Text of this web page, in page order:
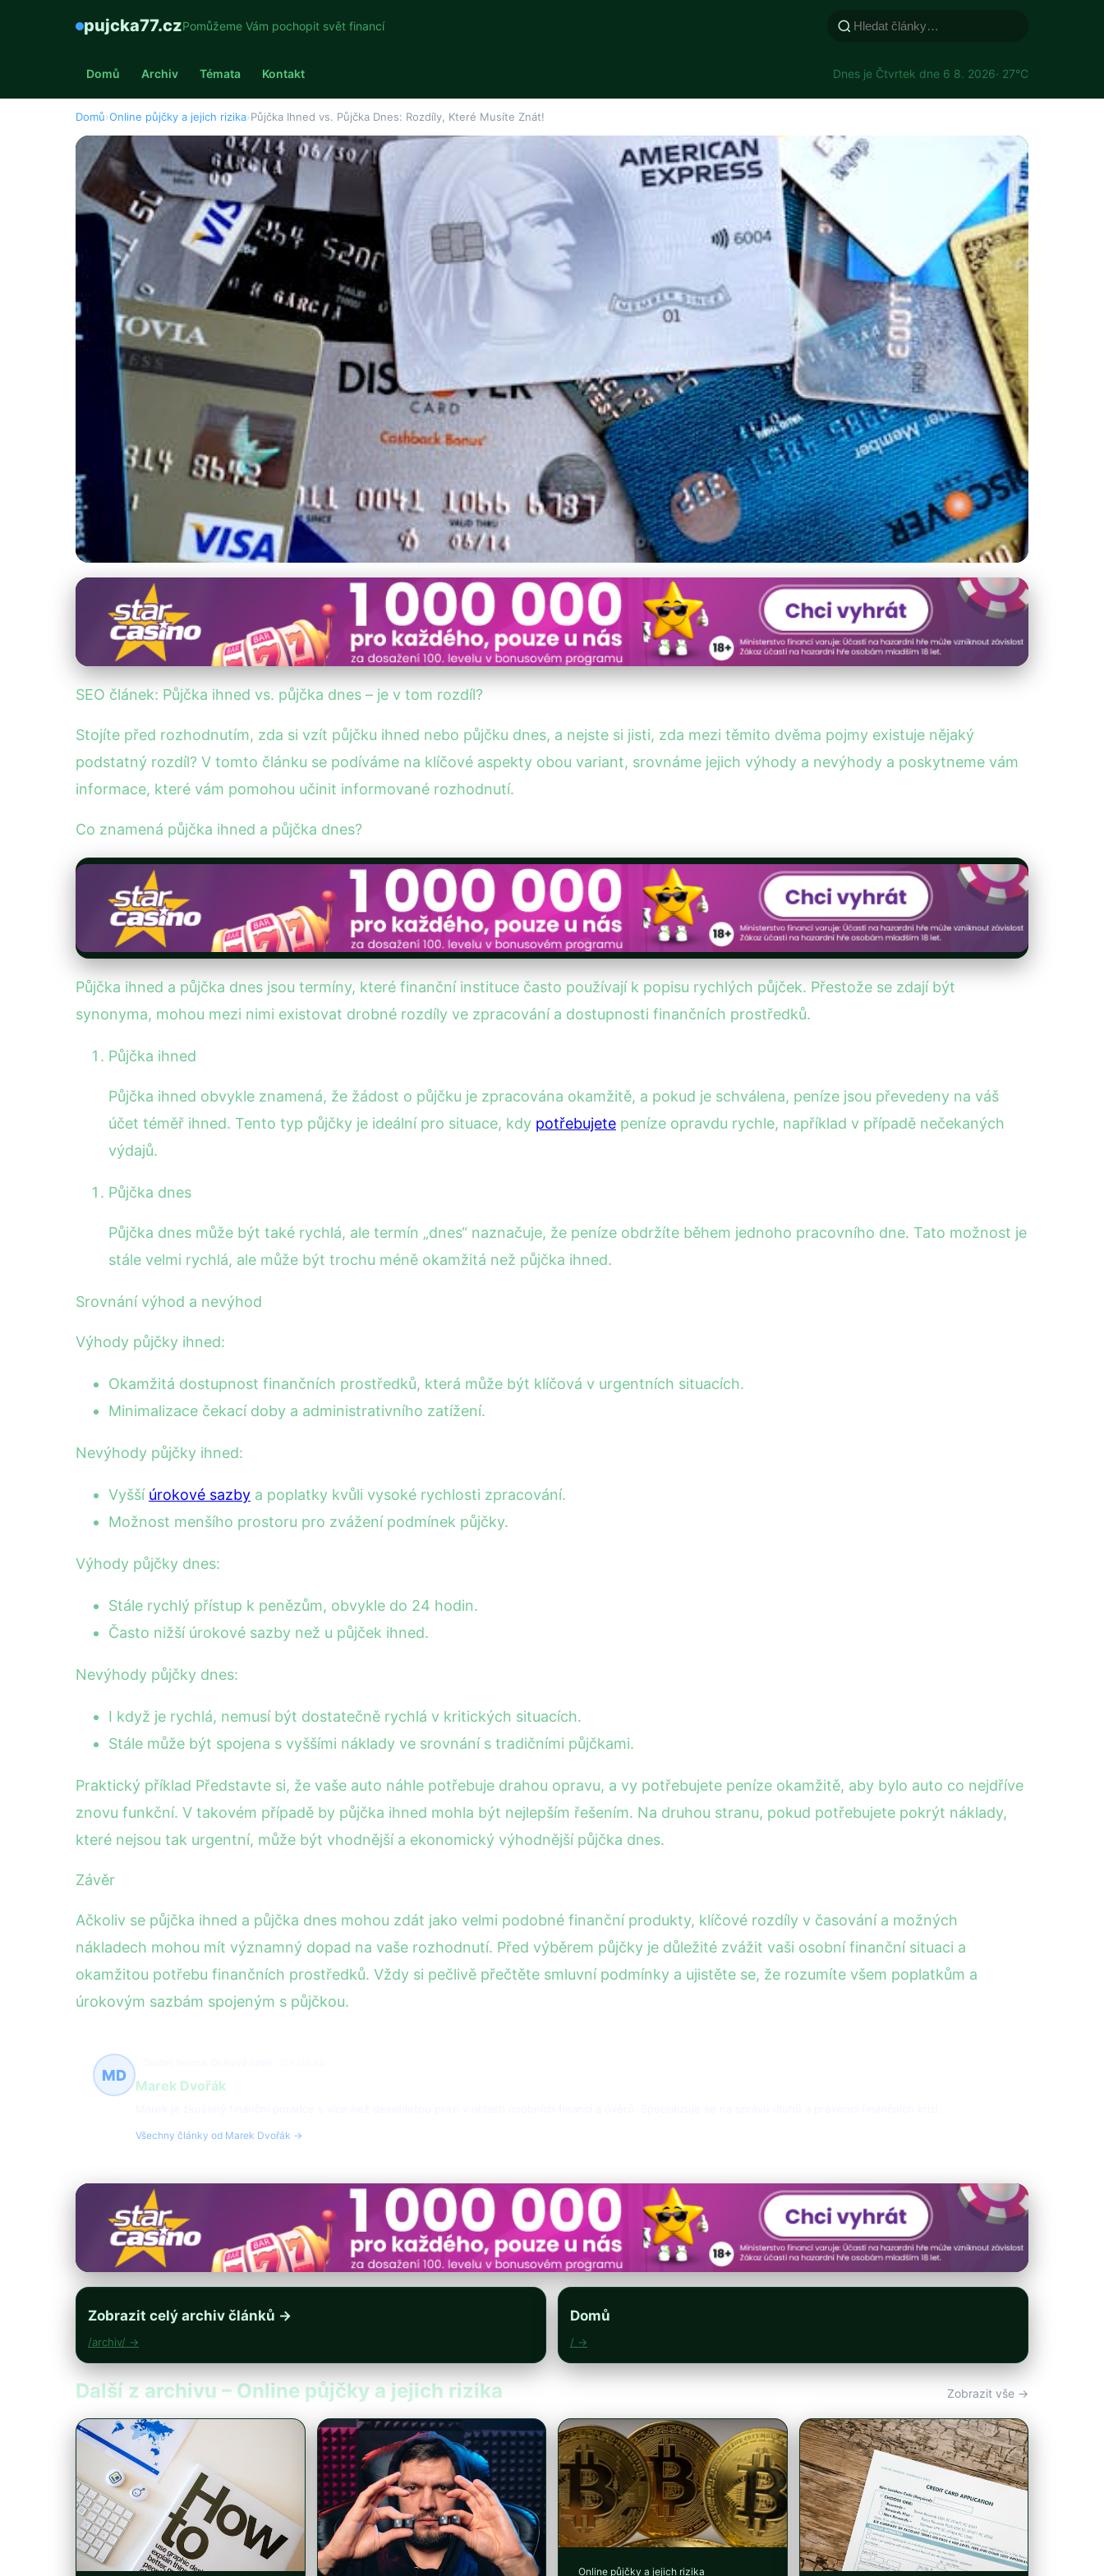
pujcka77.czPomůžeme Vám pochopit svět financí
Domů Archiv Témata Kontakt Dnes je Čtvrtek dne 6 8. 2026· 27°C
Domů›Online půjčky a jejich rizika›Půjčka Ihned vs. Půjčka Dnes: Rozdíly, Které Musíte Znát!
Online půjčky a jejich rizika
Půjčka Ihned vs. Půjčka Dnes: Rozdíly, Které Musíte Znát!
SEO článek: Půjčka ihned vs. půjčka dnes – je v tom rozdíl?
Stojíte před rozhodnutím, zda si vzít půjčku ihned nebo půjčku dnes, a nejste si jisti, zda mezi těmito dvěma pojmy existuje nějaký
podstatný rozdíl? V tomto článku se podíváme na klíčové aspekty obou variant, srovnáme jejich výhody a nevýhody a poskytneme vám
informace, které vám pomohou učinit informované rozhodnutí.
Co znamená půjčka ihned a půjčka dnes?
Půjčka ihned a půjčka dnes jsou termíny, které finanční instituce často používají k popisu rychlých půjček. Přestože se zdají být
synonyma, mohou mezi nimi existovat drobné rozdíly ve zpracování a dostupnosti finančních prostředků.
Půjčka ihned
Půjčka ihned obvykle znamená, že žádost o půjčku je zpracována okamžitě, a pokud je schválena, peníze jsou převedeny na váš
účet téměř ihned. Tento typ půjčky je ideální pro situace, kdy potřebujete peníze opravdu rychle, například v případě nečekaných
výdajů.
Půjčka dnes
Půjčka dnes může být také rychlá, ale termín „dnes“ naznačuje, že peníze obdržíte během jednoho pracovního dne. Tato možnost je
stále velmi rychlá, ale může být trochu méně okamžitá než půjčka ihned.
Srovnání výhod a nevýhod
Výhody půjčky ihned:
Okamžitá dostupnost finančních prostředků, která může být klíčová v urgentních situacích.
Minimalizace čekací doby a administrativního zatížení.
Nevýhody půjčky ihned:
Vyšší úrokové sazby a poplatky kvůli vysoké rychlosti zpracování.
Možnost menšího prostoru pro zvážení podmínek půjčky.
Výhody půjčky dnes:
Stále rychlý přístup k penězům, obvykle do 24 hodin.
Často nižší úrokové sazby než u půjček ihned.
Nevýhody půjčky dnes:
I když je rychlá, nemusí být dostatečně rychlá v kritických situacích.
Stále může být spojena s vyššími náklady ve srovnání s tradičními půjčkami.
Praktický příklad Představte si, že vaše auto náhle potřebuje drahou opravu, a vy potřebujete peníze okamžitě, aby bylo auto co nejdříve
znovu funkční. V takovém případě by půjčka ihned mohla být nejlepším řešením. Na druhou stranu, pokud potřebujete pokrýt náklady,
které nejsou tak urgentní, může být vhodnější a ekonomický výhodnější půjčka dnes.
Závěr
Ačkoliv se půjčka ihned a půjčka dnes mohou zdát jako velmi podobné finanční produkty, klíčové rozdíly v časování a možných
nákladech mohou mít významný dopad na vaše rozhodnutí. Před výběrem půjčky je důležité zvážit vaši osobní finanční situaci a
okamžitou potřebu finančních prostředků. Vždy si pečlivě přečtěte smluvní podmínky a ujistěte se, že rozumíte všem poplatkům a
úrokovým sazbám spojeným s půjčkou.
MD
Marek Dvořák
Všechny články od Marek Dvořák →
Zobrazit celý archiv článků →
/archiv/ →
Domů
/ →
Další z archivu – Online půjčky a jejich rizika Zobrazit vše →
Online půjčky a jejich rizika